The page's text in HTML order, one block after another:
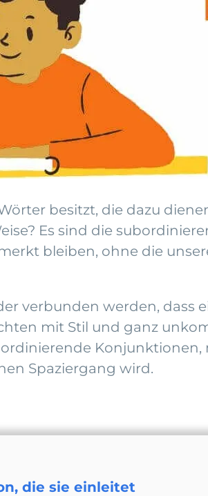
besitzt, die dazu
Es sind die
bleiben, ohne die
verbunden werden, dass
mit Stil und ganz
Spaziergang wird.
die sie einleitet